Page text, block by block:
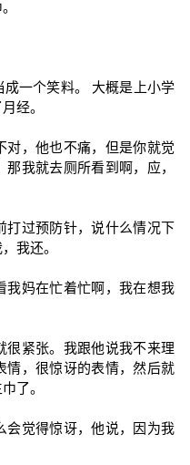
一个笑料。 大概是上小学
经。
对，他也不痛，但是你就觉
我就去厕所看到啊，应，
打过预防针，说什么情况下
我还。
我妈在忙着忙啊，我在想我
很紧张。我跟他说我不来理
情，很惊讶的表情，然后就
了。
会觉得惊讶，他说，因为我